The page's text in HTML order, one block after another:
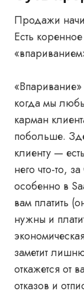
Продажи
Есть
когда мы
карман
побольше.
клиенту —
него что-то,
особенно в
вам платить
нужны и
заметит
откажется от
отказов и